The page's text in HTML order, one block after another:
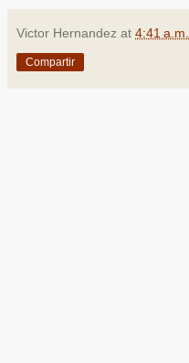
Victor Hernandez at 4:41 a.m.
Compartir